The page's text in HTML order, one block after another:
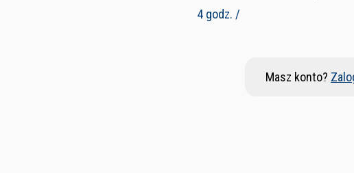
4 godz. /
Masz konto?